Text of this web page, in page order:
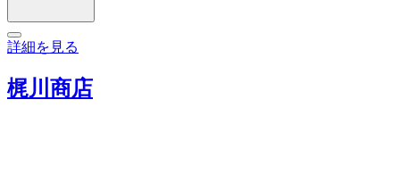
詳細を見る
梶川商店